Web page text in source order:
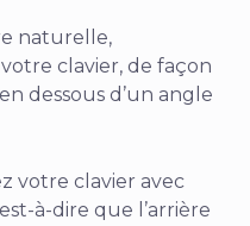
naturelle,
clavier, de façon
dessous d’un angle
votre clavier avec
à-dire que l’arrière